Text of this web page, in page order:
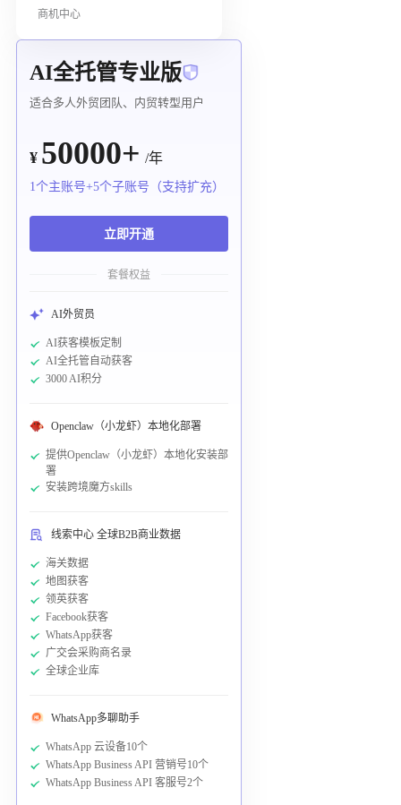
商机中心
AI全托管专业版
适合多人外贸团队、内贸转型用户
¥ 50000+ /年
1个主账号+5个子账号（支持扩充）
立即开通
套餐权益
AI外贸员
AI获客模板定制
AI全托管自动获客
3000 AI积分
Openclaw（小龙虾）本地化部署
提供Openclaw（小龙虾）本地化安装部
署
安装跨境魔方skills
线索中心 全球B2B商业数据
海关数据
地图获客
领英获客
Facebook获客
WhatsApp获客
广交会采购商名录
全球企业库
WhatsApp多聊助手
WhatsApp 云设备10个
WhatsApp Business API 营销号10个
WhatsApp Business API 客服号2个